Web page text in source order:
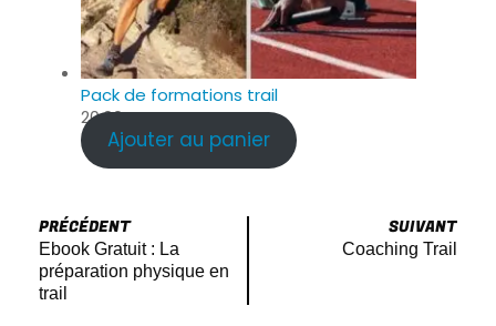
Pack de formations trail
20.00€
Ajouter au panier
PRÉCÉDENT
Ebook Gratuit : La
préparation physique en
trail
SUIVANT
Coaching Trail